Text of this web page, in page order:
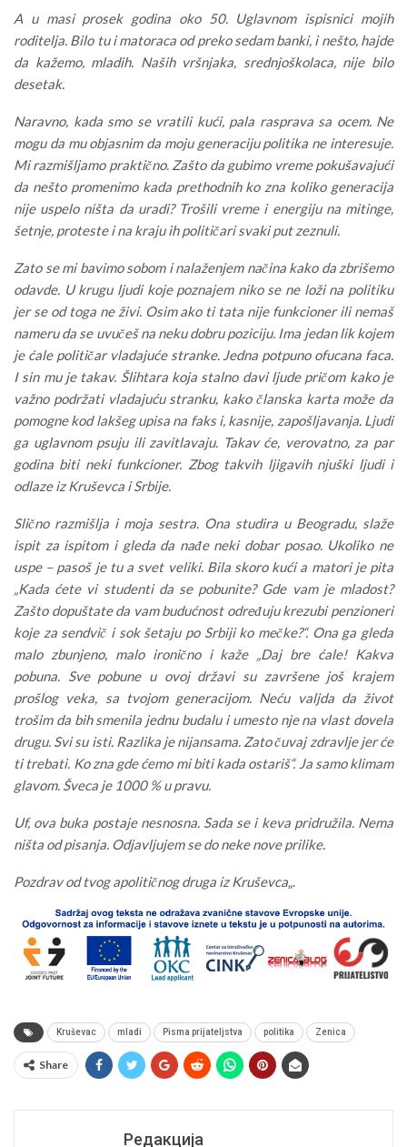
A u masi prosek godina oko 50. Uglavnom ispisnici mojih
roditelja. Bilo tu i matoraca od preko sedam banki, i nešto, hajde
da kažemo, mladih. Naših vršnjaka, srednjoškolaca, nije bilo
desetak.
Naravno, kada smo se vratili kući, pala rasprava sa ocem. Ne
mogu da mu objasnim da moju generaciju politika ne interesuje.
Mi razmišljamo praktično. Zašto da gubimo vreme pokušavajući
da nešto promenimo kada prethodnih ko zna koliko generacija
nije uspelo ništa da uradi? Trošili vreme i energiju na mitinge,
šetnje, proteste i na kraju ih političari svaki put zeznuli.
Zato se mi bavimo sobom i nalaženjem načina kako da zbrišemo
odavde. U krugu ljudi koje poznajem niko se ne loži na politiku
jer se od toga ne živi. Osim ako ti tata nije funkcioner ili nemaš
nameru da se uvučeš na neku dobru poziciju. Ima jedan lik kojem
je ćale političar vladajuće stranke. Jedna potpuno ofucana faca.
I sin mu je takav. Šlihtara koja stalno davi ljude pričom kako je
važno podržati vladajuću stranku, kako članska karta može da
pomogne kod lakšeg upisa na faks i, kasnije, zapošljavanja. Ljudi
ga uglavnom psuju ili zavitlavaju. Takav će, verovatno, za par
godina biti neki funkcioner. Zbog takvih ljigavih njuški ljudi i
odlaze iz Kruševca i Srbije.
Slično razmišlja i moja sestra. Ona studira u Beogradu, slaže
ispit za ispitom i gleda da nađe neki dobar posao. Ukoliko ne
uspe – pasoš je tu a svet veliki. Bila skoro kući a matori je pita
„Kada ćete vi studenti da se pobunite? Gde vam je mladost?
Zašto dopuštate da vam budućnost određuju krezubi penzioneri
koje za sendvič i sok šetaju po Srbiji ko mečke?“. Ona ga gleda
malo zbunjeno, malo ironično i kaže „Daj bre ćale! Kakva
pobuna. Sve pobune u ovoj državi su završene još krajem
prošlog veka, sa tvojom generacijom. Neću valjda da život
trošim da bih smenila jednu budalu i umesto nje na vlast dovela
drugu. Svi su isti. Razlika je nijansama. Zato čuvaj zdravlje jer će
ti trebati. Ko zna gde ćemo mi biti kada ostariš“. Ja samo klimam
glavom. Šveca je 1000 % u pravu.
Uf, ova buka postaje nesnosna. Sada se i keva pridružila. Nema
ništa od pisanja. Odjavljujem se do neke nove prilike.
Pozdrav od tvog apolitičnog druga iz Kruševca„.
Kruševac mladi Pisma prijateljstva politika Zenica
Share
Редакција